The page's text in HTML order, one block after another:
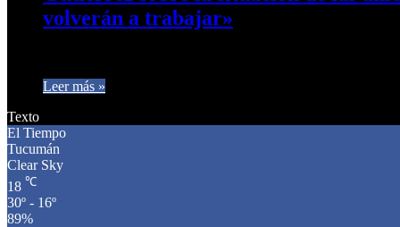
volverán a trabajar»
Leer más »
Texto
El Tiempo
Tucumán
Clear Sky
18 ℃
30º - 16º
89%